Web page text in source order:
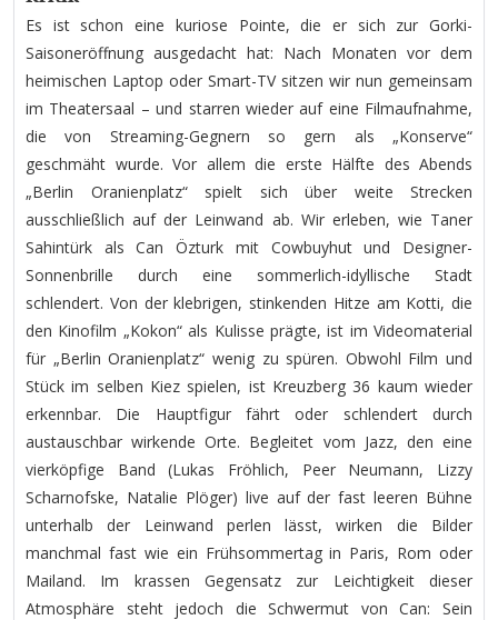
Es ist schon eine kuriose Pointe, die er sich zur Gorki-
Saisoneröffnung ausgedacht hat: Nach Monaten vor dem
heimischen Laptop oder Smart-TV sitzen wir nun gemeinsam
im Theatersaal – und starren wieder auf eine Filmaufnahme,
die von Streaming-Gegnern so gern als „Konserve“
geschmäht wurde. Vor allem die erste Hälfte des Abends
„Berlin Oranienplatz“ spielt sich über weite Strecken
ausschließlich auf der Leinwand ab. Wir erleben, wie Taner
Sahintürk als Can Özturk mit Cowbuyhut und Designer-
Sonnenbrille durch eine sommerlich-idyllische Stadt
schlendert. Von der klebrigen, stinkenden Hitze am Kotti, die
den Kinofilm „Kokon“ als Kulisse prägte, ist im Videomaterial
für „Berlin Oranienplatz“ wenig zu spüren. Obwohl Film und
Stück im selben Kiez spielen, ist Kreuzberg 36 kaum wieder
erkennbar. Die Hauptfigur fährt oder schlendert durch
austauschbar wirkende Orte. Begleitet vom Jazz, den eine
vierköpfige Band (Lukas Fröhlich, Peer Neumann, Lizzy
Scharnofske, Natalie Plöger) live auf der fast leeren Bühne
unterhalb der Leinwand perlen lässt, wirken die Bilder
manchmal fast wie ein Frühsommertag in Paris, Rom oder
Mailand. Im krassen Gegensatz zur Leichtigkeit dieser
Atmosphäre steht jedoch die Schwermut von Can: Sein